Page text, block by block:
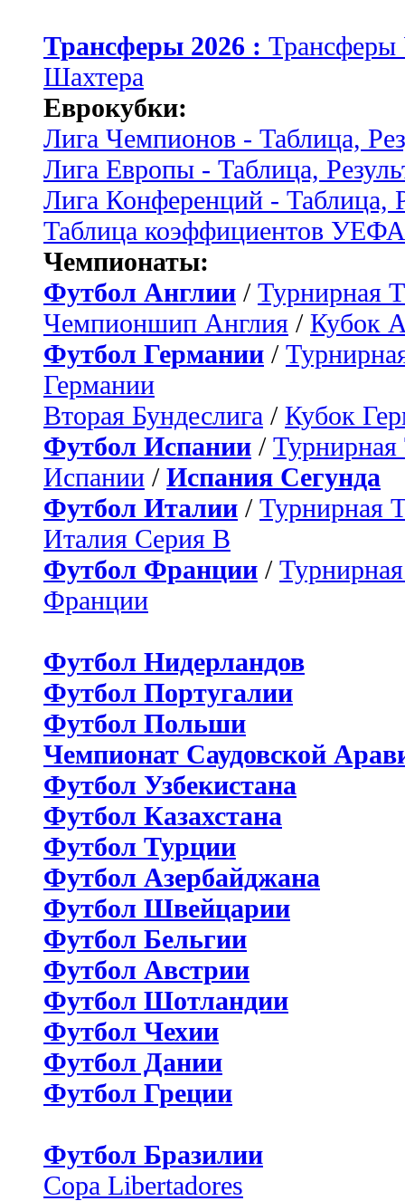
Трансферы 2026 :
Шахтера
Еврокубки:
Лига Чемпионов - Таблица,
Лига Европы - Таблица,
Лига Конференций - Таблица,
Таблица коэффициентов УЕФА
Чемпионаты:
Футбол Англии / Турнирная
Чемпионшип Англия / Кубок
Футбол Германии /
Германии
Вторая Бундеслига / Кубок
Футбол Испании / Турнирная
Испании / Испания Сегунда
Футбол Италии / Турнирная
Италия Серия B
Футбол Франции /
Франции
Футбол Нидерландов
Футбол Португалии
Футбол Польши
Чемпионат Саудовской
Футбол Узбекистана
Футбол Казахстана
Футбол Турции
Футбол Азербайджана
Футбол Швейцарии
Футбол Бельгии
Футбол Австрии
Футбол Шотландии
Футбол Чехии
Футбол Дании
Футбол Греции
Футбол Бразилии
Copa Libertadores